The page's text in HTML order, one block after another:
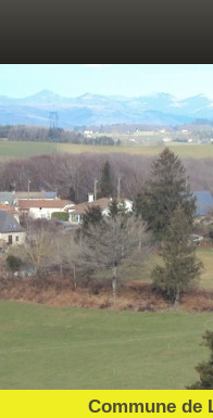
Commune de